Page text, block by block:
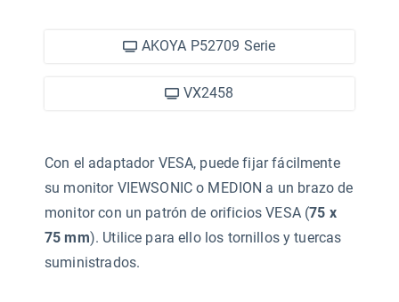
AKOYA P52709 Serie
VX2458
Con el adaptador VESA, puede fijar fácilmente
su monitor VIEWSONIC o MEDION a un brazo de
monitor con un patrón de orificios VESA (75 x
75 mm). Utilice para ello los tornillos y tuercas
suministrados.